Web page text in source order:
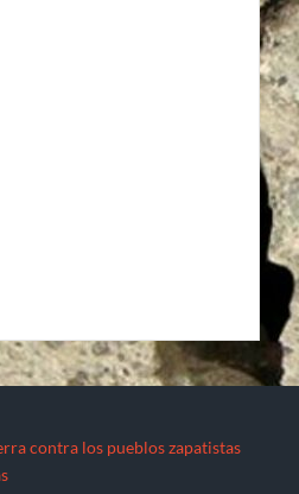
contra los pueblos zapatistas